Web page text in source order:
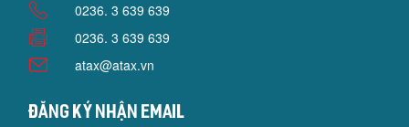
0236. 3 639 639
0236. 3 639 639
atax@atax.vn
Đăng ký nhận email